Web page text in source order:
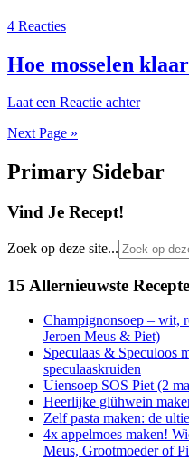
4 Reacties
Hoe mosselen
Laat een Reactie achter
Next Page »
Primary Sidebar
Vind Je Recept!
Zoek op deze site...
15 Allernieuwste
Champignonsoep – wit,
Jeroen Meus & Piet)
Speculaas & Speculoos
speculaaskruiden
Uiensoep SOS Piet (2
Heerlijke glühwein
Zelf pasta maken: de
4x appelmoes maken!
Meus, Grootmoeder of